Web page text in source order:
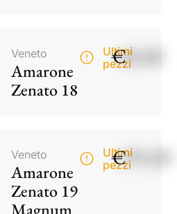
Veneto
Amarone
Zenato 18
Ultimi
pezzi
€60,00
Veneto
Amarone
Zenato 19
Magnum
Ultimi
pezzi
€195,00